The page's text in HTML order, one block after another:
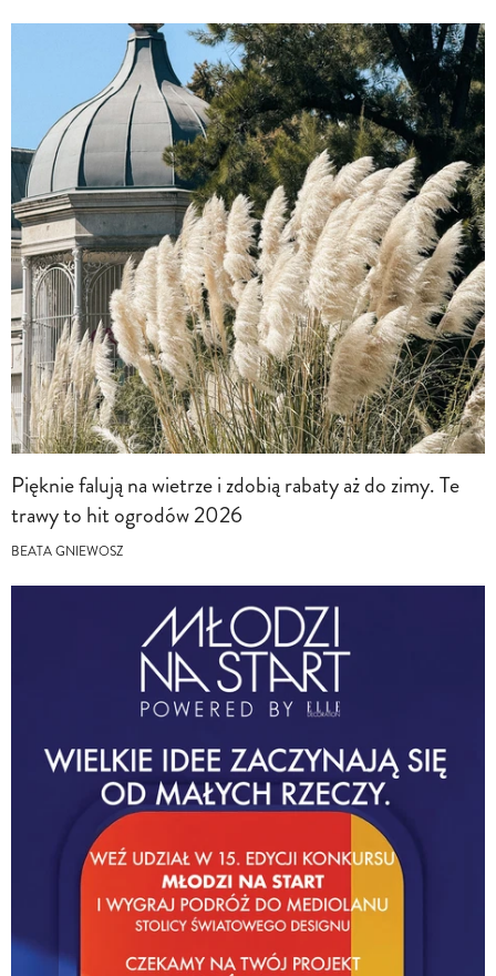
Pięknie falują na wietrze i zdobią rabaty aż do zimy. Te
trawy to hit ogrodów 2026
BEATA GNIEWOSZ